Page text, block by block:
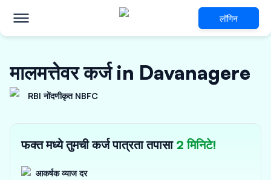
लॉगिन
मालमत्तेवर कर्ज in Davanagere
RBI नोंदणीकृत NBFC
फक्त मध्ये तुमची कर्ज पात्रता तपासा 2 मिनिटे!
आकर्षक व्याज दर